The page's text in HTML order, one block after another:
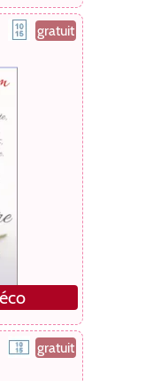
gratuit
gratuit